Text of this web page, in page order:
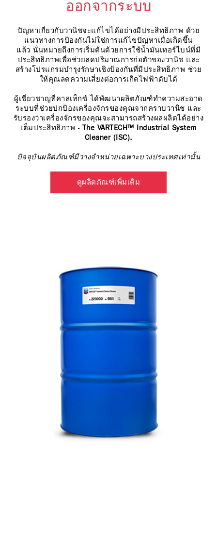
ออกจากระบบ
ปัญหาเกี่ยวกับวานิชจะแก้ไขได้อย่างมีประสิทธิภาพ ด้วย
แนวทางการป้องกันไม่ใช่การแก้ไขปัญหาเมื่อเกิดขึ้น
แล้ว นั่นหมายถึงการเริ่มต้นด้วยการใช้น้ำมันเทอร์ไบน์ที่มี
ประสิทธิภาพเพื่อช่วยลดปริมาณการก่อตัวของวานิช และ
สร้างโปรแกรมบำรุงรักษาเชิงป้องกันที่มีประสิทธิภาพ ช่วย
ให้คุณลดความเสี่ยงต่อการเกิดไฟฟ้าดับได้
ผู้เชี่ยวชาญที่คาลเท็กซ์ ได้พัฒนาผลิตภัณฑ์ทำความสะอาด
ระบบที่ช่วยปกป้องเครื่องจักรของคุณจากคราบวานิช และ
รับรองว่าเครื่องจักรของคุณจะสามารถสร้างผลผลิตได้อย่าง
เต็มประสิทธิภาพ - The VARTECH™ Industrial System
Cleaner (ISC).
ปัจจุบันผลิตภัณฑ์มีวางจำหน่ายเฉพาะบางประเทศเท่านั้น
ดูผลิตภัณฑ์เพิ่มเติม